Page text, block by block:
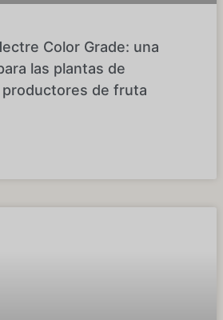
Color Grade: una
las plantas de
productores de fruta